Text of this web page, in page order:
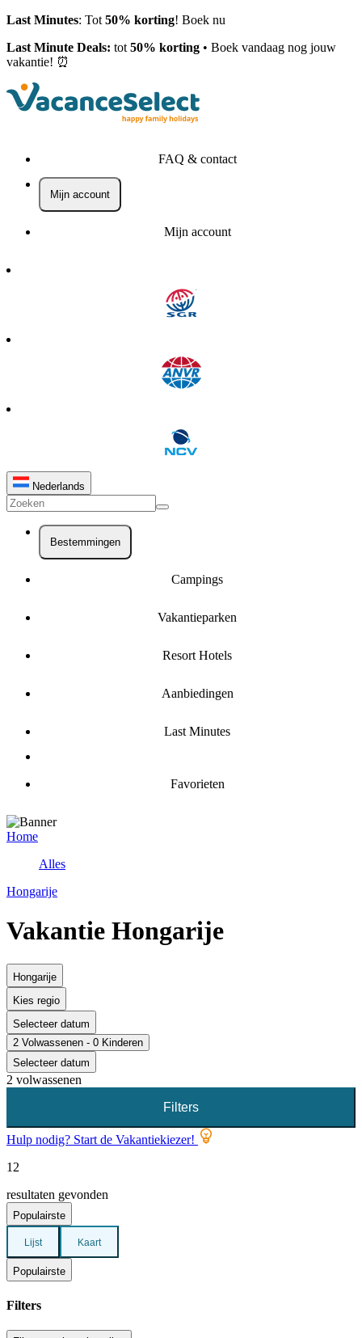
Last Minutes: Tot 50% korting! Boek nu
Last Minute Deals: tot 50% korting • Boek vandaag nog jouw
vakantie! ⏰
FAQ & contact
Mijn account
Mijn account
Nederlands
Bestemmingen
Campings
Vakantieparken
Resort Hotels
Aanbiedingen
Last Minutes
Favorieten
Home
Alles
Hongarije
Vakantie Hongarije
Hongarije
Kies regio
Selecteer datum
2 Volwassenen - 0 Kinderen
Selecteer datum
2 volwassenen
Filters
Hulp nodig? Start de Vakantiekiezer!
12
resultaten gevonden
Populairste
Lijst Kaart
Populairste
Filters